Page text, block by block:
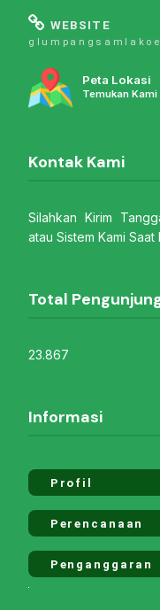
WEBSITE
Peta Lokasi
Temukan Kami
Kontak Kami
Silahkan Kirim
atau Sistem Kami Saat
Total
23.867
Informasi
Profil
Perencanaan
Penganggaran